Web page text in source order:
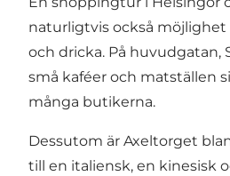
naturligtvis också
och dricka. På huvudgatan,
små kaféer och matställen
många butikerna.
Dessutom är Axeltorget
till en italiensk, en kinesisk